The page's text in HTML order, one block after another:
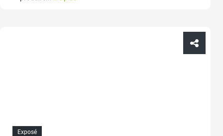
Exposé